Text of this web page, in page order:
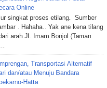
Online
singkat proses etilang. Sumber
. Hahaha.. Yak ane kena tilang
arah Jl. Imam Bonjol (Taman
Transportasi Alternatif
dan/atau Menuju Bandara
Hatta